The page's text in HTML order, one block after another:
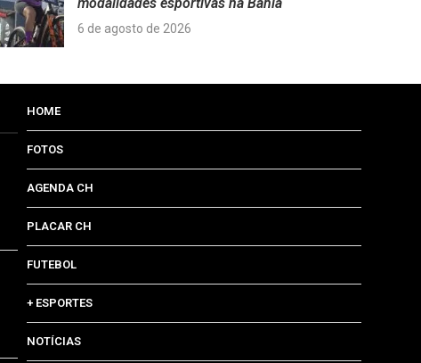
6 de agosto de 2026
HOME
FOTOS
AGENDA CH
PLACAR CH
FUTEBOL
+ ESPORTES
NOTÍCIAS